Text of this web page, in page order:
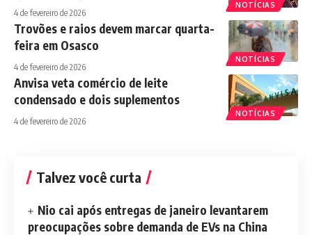
NOTÍCIAS
4 de fevereiro de 2026
NOTÍCIAS
Trovões e raios devem marcar quarta-
feira em Osasco
4 de fevereiro de 2026
NOTÍCIAS
Anvisa veta comércio de leite
condensado e dois suplementos
4 de fevereiro de 2026
Talvez você curta
Nio cai após entregas de janeiro levantarem
preocupações sobre demanda de EVs na China